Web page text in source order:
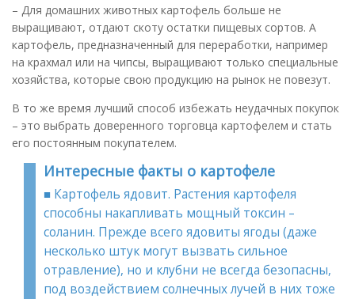
– Для домашних животных картофель больше не
выращивают, отдают скоту остатки пищевых сортов. А
картофель, предназначенный для переработки, например
на крахмал или на чипсы, выращивают только специальные
хозяйства, которые свою продукцию на рынок не повезут.
В то же время лучший способ избежать неудачных покупок
– это выбрать доверенного торговца картофелем и стать
его постоянным покупателем.
Интересные факты о картофеле
■ Картофель ядовит. Растения картофеля
способны накапливать мощный токсин –
соланин. Прежде всего ядовиты ягоды (даже
несколько штук могут вызвать сильное
отравление), но и клубни не всегда безопасны,
под воздействием солнечных лучей в них тоже